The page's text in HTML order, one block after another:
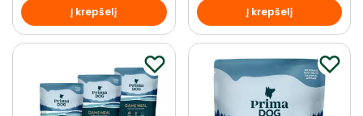
Į krepšelį Į krepšelį